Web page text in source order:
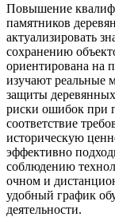
Повышение
памятников
актуализировать
сохранению
ориентирована на
изучают реальные
защиты
риски ошибок при
соответствие
историческую
эффективно
соблюдению
очном и
удобный график
деятельности.